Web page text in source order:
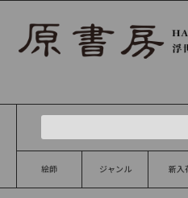
絵師 ジャンル 新入